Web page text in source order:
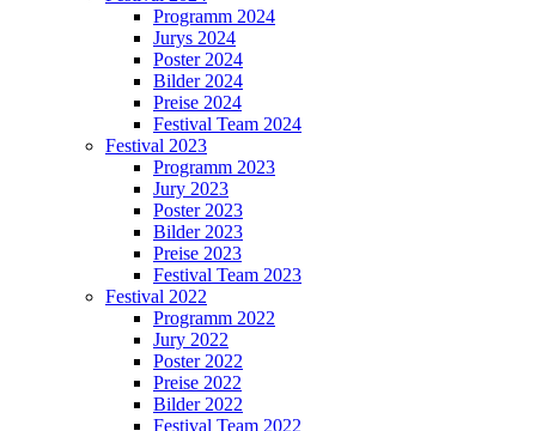
Programm 2024
Jurys 2024
Poster 2024
Bilder 2024
Preise 2024
Festival Team 2024
Festival 2023
Programm 2023
Jury 2023
Poster 2023
Bilder 2023
Preise 2023
Festival Team 2023
Festival 2022
Programm 2022
Jury 2022
Poster 2022
Preise 2022
Bilder 2022
Festival Team 2022